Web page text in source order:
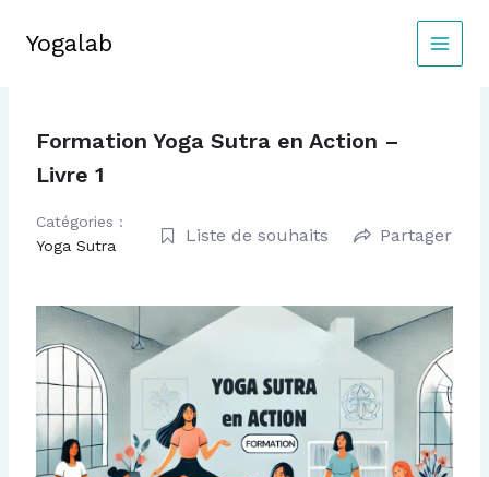
contenu
Yogalab
MAIN
Formation Yoga Sutra en Action –
Livre 1
Catégories :
Yoga Sutra
Liste de souhaits Partager